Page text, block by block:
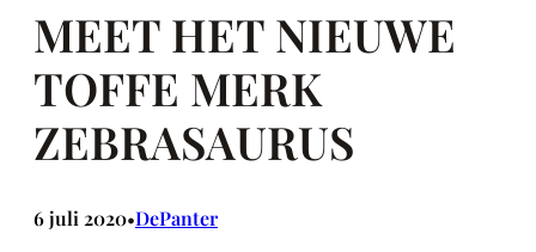
MEET HET NIEUWE
TOFFE MERK
ZEBRASAURUS
6 juli 2020•DePanter